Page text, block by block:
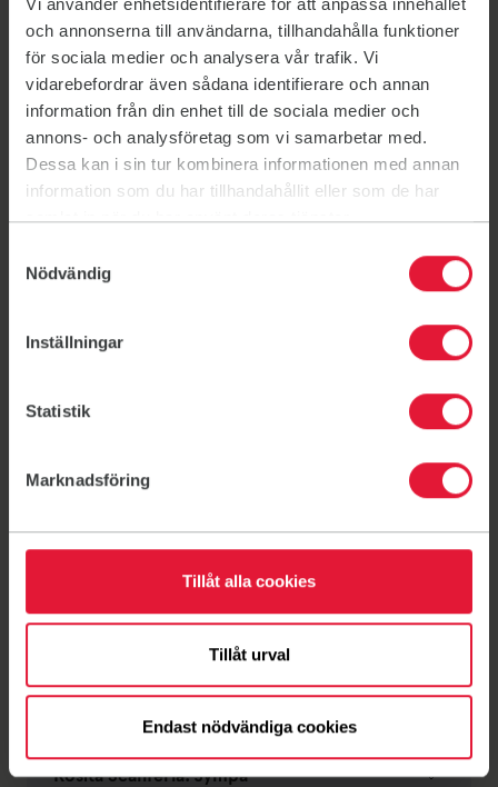
och annonserna till användarna, tillhandahålla funktioner
för sociala medier och analysera vår trafik. Vi
vidarebefordrar även sådana identifierare och annan
information från din enhet till de sociala medier och
annons- och analysföretag som vi samarbetar med.
Dessa kan i sin tur kombinera informationen med annan
information som du har tillhandahållit eller som de har
samlat in när du har använt deras tjänster.
Nödvändig
Inställningar
Statistik
Marknadsföring
Tillåt alla cookies
Tillåt urval
Endast nödvändiga cookies
Lies Lecomte: Jymba, Stations, Multifys
Lisa Kretschmann: Yoga
Magda Havlikova: Dance Explode, Jymba
Marika Armanovica: Yoga
Matteo Mariano: Barbell
Nolwenn Cozigou: Jympa
Olivier Baeten: Yoga
Philippe Aerts: Running Distance
Rosita Scanferla: Jympa